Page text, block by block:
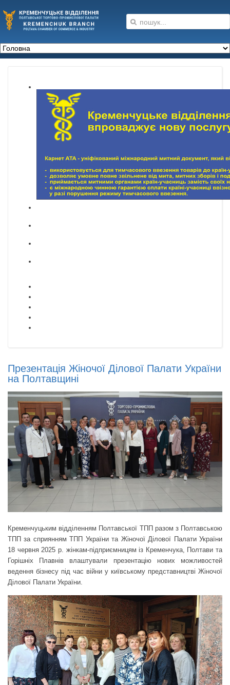
Презентація Жіночої Ділової Палати України
на Полтавщині
Кременчуцьким відділенням Полтавської ТПП разом з Полтавською
ТПП за сприянням ТПП України та Жіночої Ділової Палати України
18 червня 2025 р. жінкам-підприємницям із Кременчука, Полтави та
Горішніх Плавнів влаштували презентацію нових можливостей
ведення бізнесу під час війни у київському представництві Жіночої
Ділової Палати України.